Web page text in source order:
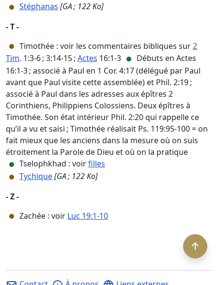
Stéphanas [GA ; 122 Ko]
- T -
Timothée : voir les commentaires bibliques sur2
Tim. 1:3-6 ; 3:14-15 ; Actes 16:1-3
Débuts en Actes
16:1-3 ; associé à Paul en 1 Cor. 4:17 (délégué par Paul
avant que Paul visite cette assemblée) et Phil. 2:19 ;
associé à Paul dans les adresses aux épîtres 2
Corinthiens, Philippiens Colossiens. Deux épîtres à
Timothée. Son état intérieur Phil. 2:20 qui rappelle ce
qu’il a vu et saisi ; Timothée réalisait Ps. 119:95-100 = on
fait mieux que les anciens dans la mesure où on suis
étroitement la Parole de Dieu et où on la pratique
Tselophkhad : voirfilles
Tychique[GA ; 122 Ko]
- Z -
Zachée : voir Luc 19:1-10